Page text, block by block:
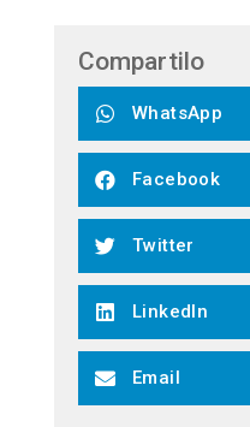
Compartilo
WhatsApp
Facebook
Twitter
LinkedIn
Email